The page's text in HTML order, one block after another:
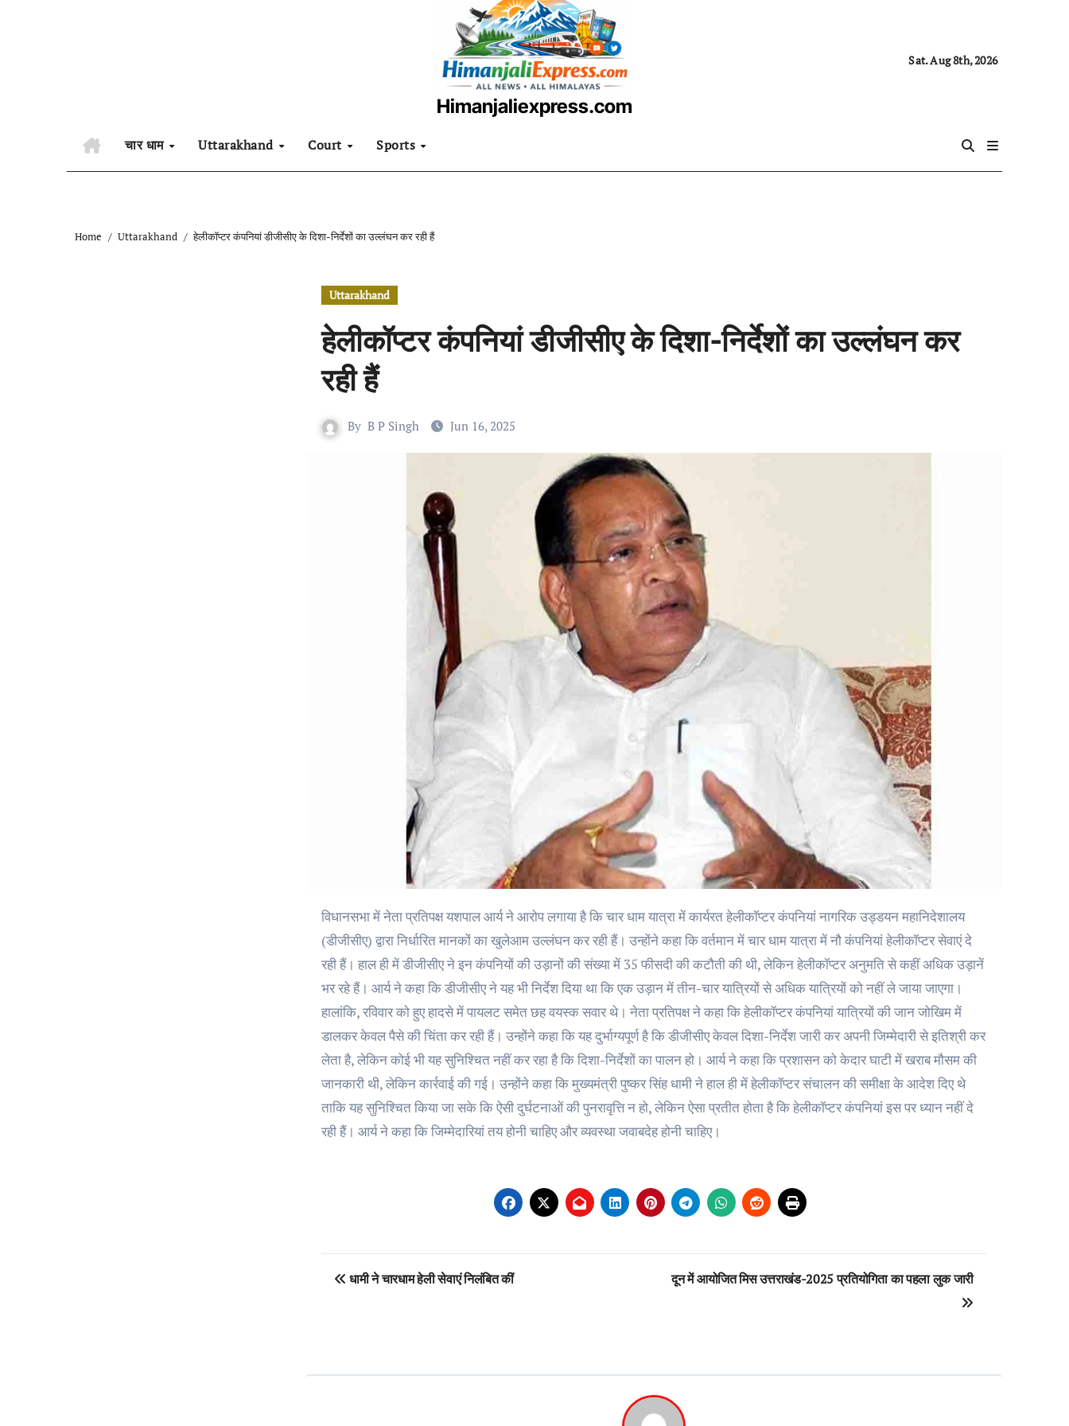
Himanjaliexpress.com
Sat. Aug 8th, 2026
चार धाम Uttarakhand Court Sports
Home Uttarakhand हेलीकॉप्टर कंपनियां डीजीसीए के दिशा-निर्देशों का उल्लंघन कर रही हैं
Uttarakhand
हेलीकॉप्टर कंपनियां डीजीसीए के दिशा-निर्देशों का उल्लंघन कर
रही हैं
By B P Singh Jun 16, 2025
विधानसभा में नेता प्रतिपक्ष यशपाल आर्य ने आरोप लगाया है कि चार धाम यात्रा में कार्यरत हेलीकॉप्टर कंपनियां नागरिक उड्डयन महानिदेशालय
(डीजीसीए) द्वारा निर्धारित मानकों का खुलेआम उल्लंघन कर रही हैं। उन्होंने कहा कि वर्तमान में चार धाम यात्रा में नौ कंपनियां हेलीकॉप्टर सेवाएं दे
रही हैं। हाल ही में डीजीसीए ने इन कंपनियों की उड़ानों की संख्या में 35 फीसदी की कटौती की थी, लेकिन हेलीकॉप्टर अनुमति से कहीं अधिक उड़ानें
भर रहे हैं। आर्य ने कहा कि डीजीसीए ने यह भी निर्देश दिया था कि एक उड़ान में तीन-चार यात्रियों से अधिक यात्रियों को नहीं ले जाया जाएगा।
हालांकि, रविवार को हुए हादसे में पायलट समेत छह वयस्क सवार थे। नेता प्रतिपक्ष ने कहा कि हेलीकॉप्टर कंपनियां यात्रियों की जान जोखिम में
डालकर केवल पैसे की चिंता कर रही हैं। उन्होंने कहा कि यह दुर्भाग्यपूर्ण है कि डीजीसीए केवल दिशा-निर्देश जारी कर अपनी जिम्मेदारी से इतिश्री कर
लेता है, लेकिन कोई भी यह सुनिश्चित नहीं कर रहा है कि दिशा-निर्देशों का पालन हो। आर्य ने कहा कि प्रशासन को केदार घाटी में खराब मौसम की
जानकारी थी, लेकिन कार्रवाई की गई। उन्होंने कहा कि मुख्यमंत्री पुष्कर सिंह धामी ने हाल ही में हेलीकॉप्टर संचालन की समीक्षा के आदेश दिए थे
ताकि यह सुनिश्चित किया जा सके कि ऐसी दुर्घटनाओं की पुनरावृत्ति न हो, लेकिन ऐसा प्रतीत होता है कि हेलीकॉप्टर कंपनियां इस पर ध्यान नहीं दे
रही हैं। आर्य ने कहा कि जिम्मेदारियां तय होनी चाहिए और व्यवस्था जवाबदेह होनी चाहिए।
Post
धामी ने चारधाम हेली सेवाएं निलंबित कीं दून में आयोजित मिस उत्तराखंड-2025 प्रतियोगिता का पहला लुक जारी